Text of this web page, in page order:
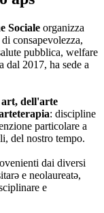
Sociale organizza
consapevolezza,
pubblica, welfare
dal 2017, ha sede a
dell'arte
: discipline
particolare a
del nostro tempo.
dai diversi
e neolaureatə,
e